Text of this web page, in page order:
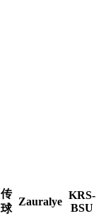
传
球
Zauralye
KRS-
BSU